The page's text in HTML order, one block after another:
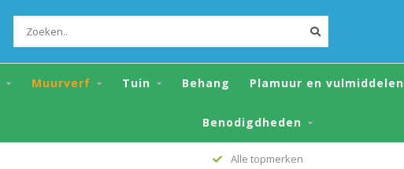
Muurverf Tuin Behang Plamuur en vulmiddelen
Benodigdheden
Alle topmerken